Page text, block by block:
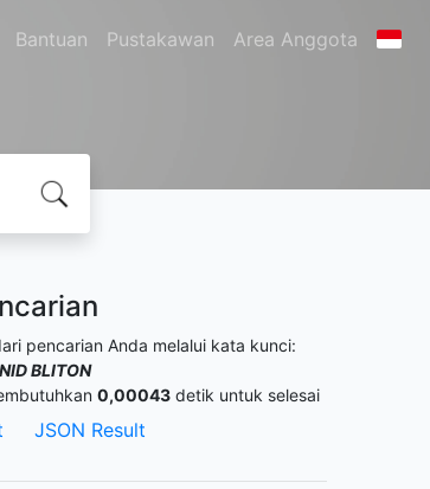
Bantuan Pustakawan Area Anggota
pencarian Anda melalui kata kunci:
BLITON
0,00043 detik untuk selesai
JSON Result